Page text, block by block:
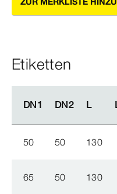
Etiketten
DN1 DN2 L
DN1 DN2 L
50 50 130
65 50 130